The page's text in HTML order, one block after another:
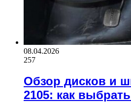
08.04.2026
257
Обзор дисков и
2105: как